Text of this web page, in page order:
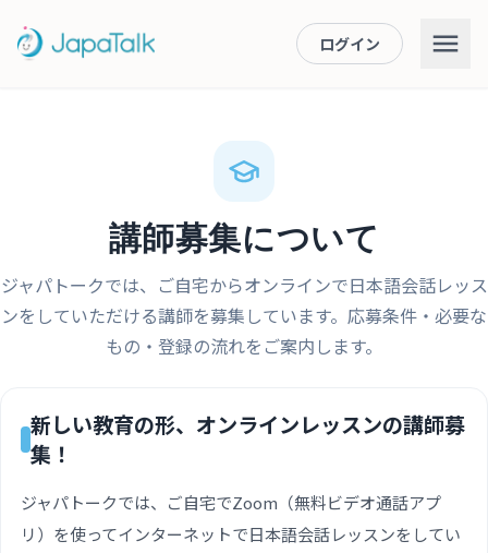
ログイン
講師募集について
ジャパトークでは、ご自宅からオンラインで日本語会話レッス
ンをしていただける講師を募集しています。応募条件・必要な
もの・登録の流れをご案内します。
新しい教育の形、オンラインレッスンの講師募
集！
ジャパトークでは、ご自宅でZoom（無料ビデオ通話アプ
リ）を使ってインターネットで日本語会話レッスンをしてい